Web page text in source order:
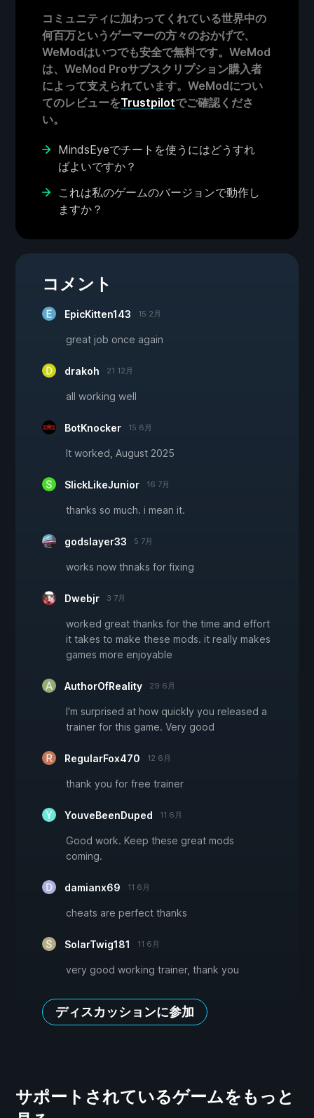
コミュニティに加わってくれている世界中の
何百万というゲーマーの方々のおかげで、
WeModはいつでも安全で無料です。WeMod
は、WeMod Proサブスクリプション購入者
によって支えられています。WeModについ
てのレビューをTrustpilotでご確認くださ
い。
MindsEyeでチートを使うにはどうすれ
ばよいですか？
これは私のゲームのバージョンで動作し
ますか？
コメント
EpicKitten143 15 2月
great job once again
drakoh 21 12月
all working well
BotKnocker 15 8月
It worked, August 2025
SlickLikeJunior 16 7月
thanks so much. i mean it.
godslayer33 5 7月
works now thnaks for fixing
Dwebjr 3 7月
worked great thanks for the time and effort
it takes to make these mods. it really makes
games more enjoyable
AuthorOfReality 29 6月
I'm surprised at how quickly you released a
trainer for this game. Very good
RegularFox470 12 6月
thank you for free trainer
YouveBeenDuped 11 6月
Good work. Keep these great mods
coming.
damianx69 11 6月
cheats are perfect thanks
SolarTwig181 11 6月
very good working trainer, thank you
ディスカッションに参加
サポートされているゲームをもっと